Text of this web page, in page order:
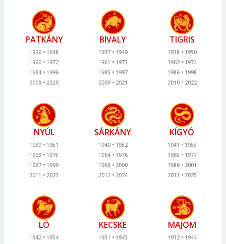
PATKÁNY
1936
1948
1960
1972
1984
1996
2008
2020
BIVALY
1937
1949
1961
1973
1985
1997
2009
2021
TIGRIS
1938
1950
1962
1974
1986
1998
2010
2022
NYÚL
1939
1951
1963
1975
1987
1999
2011
2023
SÁRKÁNY
1940
1952
1964
1976
1988
2000
2012
2024
KÍGYÓ
1941
1953
1965
1977
1989
2001
2013
2025
LÓ
1942 1954
KECSKE
1931 1943
MAJOM
1932 1944